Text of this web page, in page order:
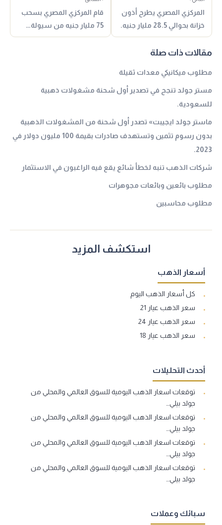
المركزي المصري يطرح أذون
خزانة بحوالي 28.5 مليار جنيه.
قام المركزي المصري بسحب
75 مليار جنيه من سيولة…
مقالات ذات صلة
مطلوب ميكانيكي معدات ثقيلة
مستر جولد تنجح في تصدير أول شحنة مشغولات ذهبية
للسعودية.
ماستر جولد ايجيبت» تصدر أول شحنة من المشغولات الذهبية
بدون رسوم تثمين وتستهدف صادرات بقيمة 100 مليون دولار في
2023.
شركات الذهب تنبه لخطأ شائع يقع فيه الراغبون في الاستثمار
مطلوب بائعين وبائعات مجوهرات
مطلوب محاسبين
استكشف المزيد
أسعار الذهب
كل أسعار الذهب اليوم
سعر الذهب عيار 21
سعر الذهب عيار 24
سعر الذهب عيار 18
أحدث التحليلات
توقعات اسعار الذهب اليومية للسوق العالمي والمحلي من
جولد بيلي…
توقعات اسعار الذهب اليومية للسوق العالمي والمحلي من
جولد بيلي…
توقعات اسعار الذهب اليومية للسوق العالمي والمحلي من
جولد بيلي…
توقعات اسعار الذهب اليومية للسوق العالمي والمحلي من
جولد بيلي…
سبائك وعملات